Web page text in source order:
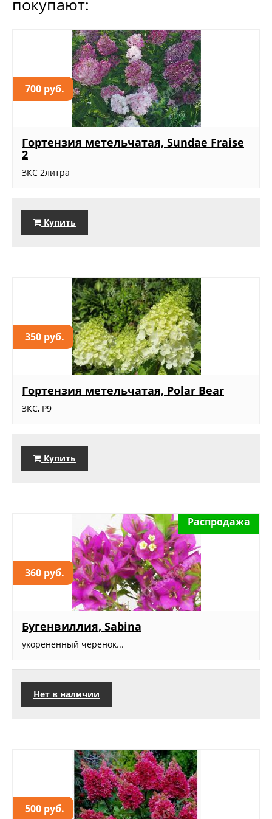
покупают:
700 руб.
Гортензия метельчатая, Sundae Fraise
2
ЗКС 2литра
Купить
350 руб.
Гортензия метельчатая, Polar Bear
ЗКС, Р9
Купить
360 руб.
Распродажа
Бугенвиллия, Sabina
укорененный черенок...
Нет в наличии
500 руб.